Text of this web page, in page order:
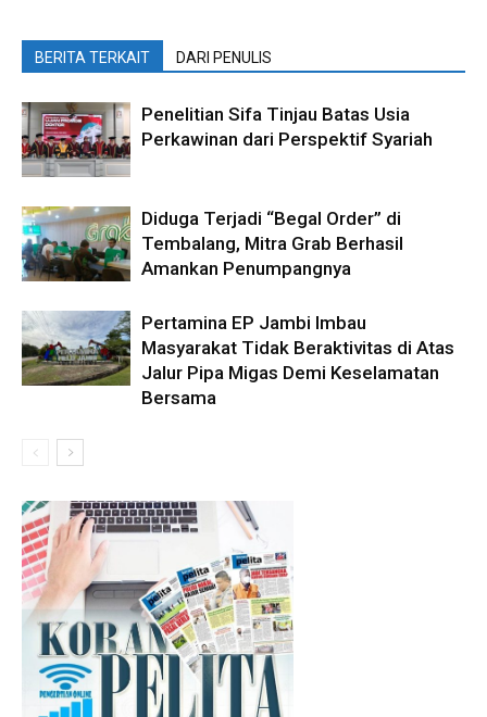
BERITA TERKAIT DARI PENULIS
Penelitian Sifa Tinjau Batas Usia
Perkawinan dari Perspektif Syariah
Diduga Terjadi “Begal Order” di
Tembalang, Mitra Grab Berhasil
Amankan Penumpangnya
Pertamina EP Jambi Imbau
Masyarakat Tidak Beraktivitas di Atas
Jalur Pipa Migas Demi Keselamatan
Bersama